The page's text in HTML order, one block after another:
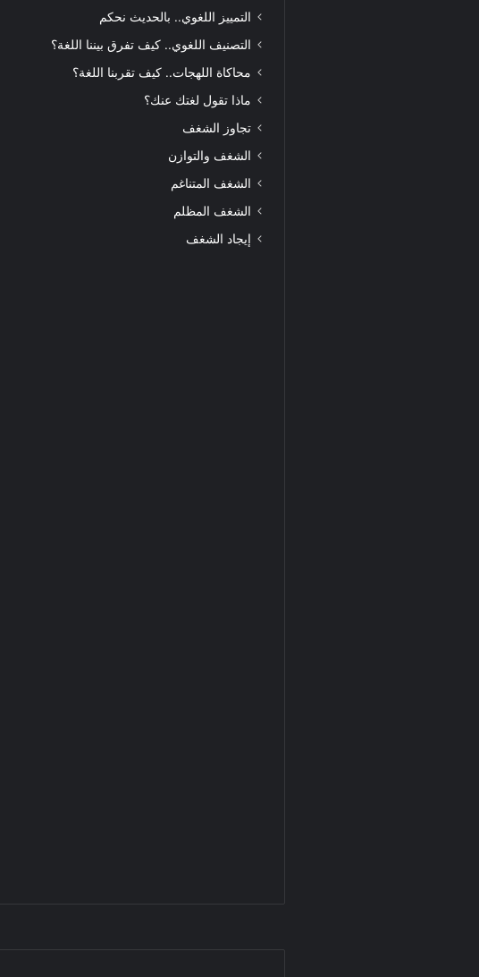
التمييز اللغوي.. بالحديث نحكم
التصنيف اللغوي.. كيف تفرق بيننا اللغة؟
محاكاة اللهجات.. كيف تقربنا اللغة؟
ماذا تقول لغتك عنك؟
تجاوز الشغف
الشغف والتوازن
الشغف المتناغم
الشغف المظلم
إيجاد الشغف